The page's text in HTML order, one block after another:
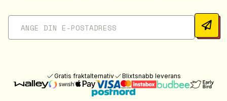
Gratis fraktalternativ Blixtsnabb leverans